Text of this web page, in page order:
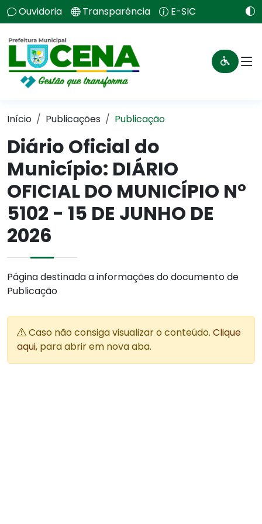
Ouvidoria Transparência E-SIC
Início Publicações Publicação
Diário Oficial do
Município: DIÁRIO
OFICIAL DO MUNICÍPIO N°
5102 - 15 DE JUNHO DE
2026
Página destinada a informações do documento de
Publicação
Caso não consiga visualizar o conteúdo. Clique
aqui, para abrir em nova aba.